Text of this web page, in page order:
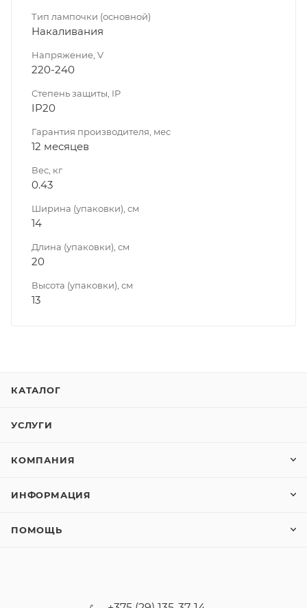
Тип лампочки (основной)
Накаливания
Напряжение, V
220-240
Степень защиты, IP
IP20
Гарантия производителя, мес
12 месяцев
Вес, кг
0.43
Ширина (упаковки), см
14
Длина (упаковки), см
20
Высота (упаковки), см
13
КАТАЛОГ
УСЛУГИ
КОМПАНИЯ
ИНФОРМАЦИЯ
ПОМОЩЬ